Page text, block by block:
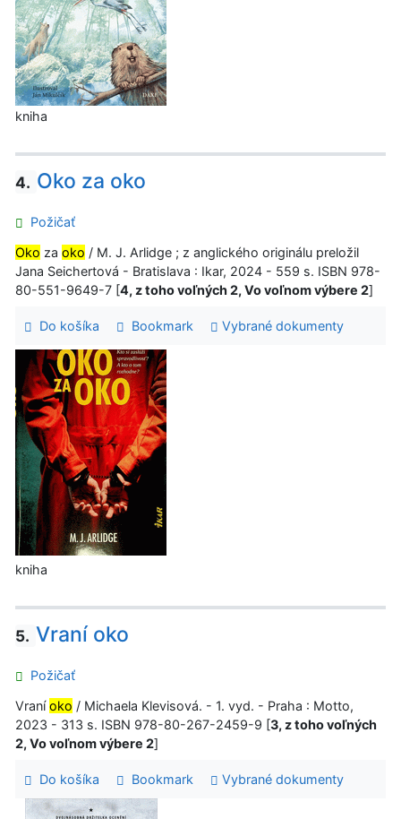
kniha
4. Oko za oko
Požičať
Oko za oko / M. J. Arlidge ; z anglického originálu preložil
Jana Seichertová - Bratislava : Ikar, 2024 - 559 s. ISBN 978-
80-551-9649-7 [4, z toho voľných 2, Vo voľnom výbere 2]
Do košíka Bookmark Vybrané dokumenty
kniha
5. Vraní oko
Požičať
Vraníoko / Michaela Klevisová. - 1. vyd. - Praha : Motto,
2023 - 313 s. ISBN 978-80-267-2459-9 [3, z toho voľných
2, Vo voľnom výbere 2]
Do košíka Bookmark Vybrané dokumenty